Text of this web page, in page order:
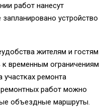
работ нанесут
устройство
жителям и гостям
временным ограничениям
ремонта
работ можно
объездные маршруты.